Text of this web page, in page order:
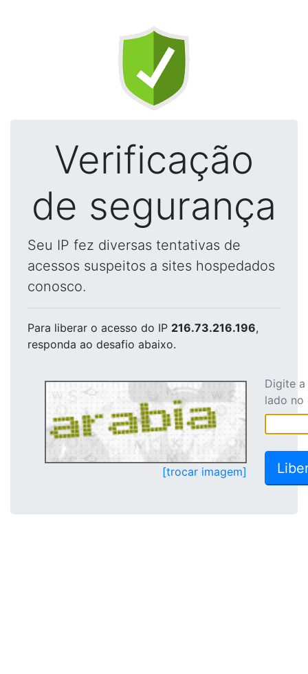
Verificação
de segurança
Seu IP fez diversas tentativas de
acessos suspeitos a sites hospedados
conosco.
Para liberar o acesso do IP 216.73.216.196,
responda ao desafio abaixo.
[trocar imagem]
Digite
lado no